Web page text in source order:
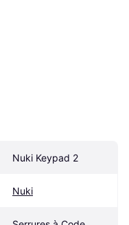
Nuki Keypad 2
Nuki